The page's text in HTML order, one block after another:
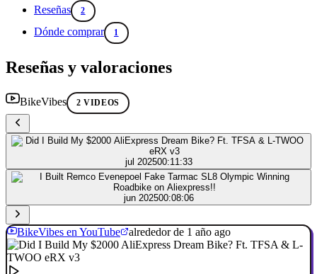
Reseñas 2
Dónde comprar 1
Reseñas y valoraciones
BikeVibes 2 VIDEOS
jul 202500:11:33
jun 202500:08:06
BikeVibes en YouTube alrededor de 1 año ago